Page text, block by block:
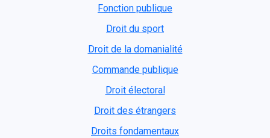
Fonction publique
Droit du sport
Droit de la domanialité
Commande publique
Droit électoral
Droit des étrangers
Droits fondamentaux